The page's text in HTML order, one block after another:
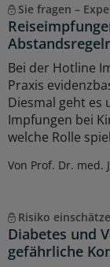
Sie fragen –
Bei der Hotline
Praxis
Diesmal geht es
Impfungen bei
welche Rolle
Von Prof. Dr. med.
Risiko
Diabetes und
gefährliche